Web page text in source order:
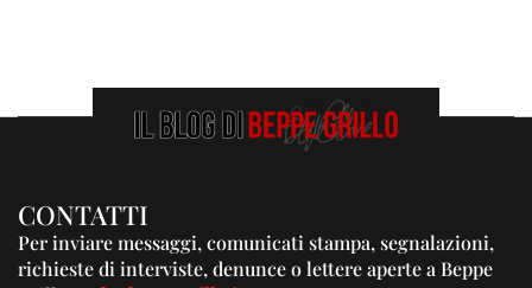
CONTATTI
Per inviare messaggi, comunicati stampa, segnalazioni,
richieste di interviste, denunce o lettere aperte a Beppe